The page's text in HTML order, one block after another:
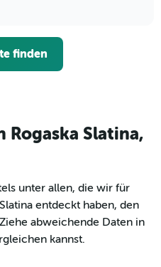
finden
Rogaska Slatina,
unter allen, die wir für
entdeckt haben, den
abweichende Daten in
kannst.